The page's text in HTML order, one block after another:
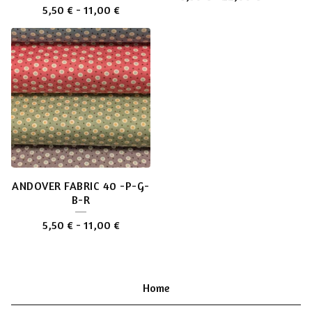
5,50 €- 11,00 €
ANDOVER FABRIC 40 -P-G-
B-R
5,50 €- 11,00 €
Home